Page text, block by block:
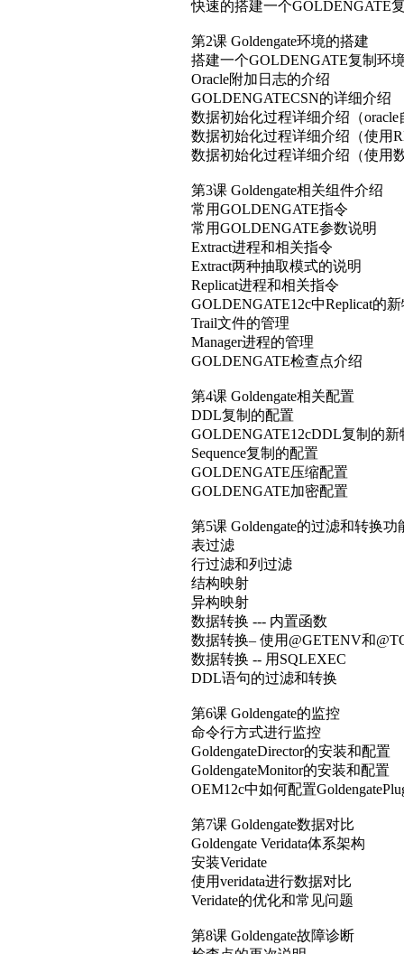
第3课 Goldengate相关组件介绍
常用GOLDENGATE参数说明
Extract进程和相关指令
Extract两种抽取模式的说明
Replicat进程和相关指令
GOLDENGATE12c中Replicat的
Trail文件的管理
Manager进程的管理
GOLDENGATE检查点介绍
第4课 Goldengate相关配置
DDL复制的配置
GOLDENGATE12cDDL复制的新
Sequence复制的配置
GOLDENGATE压缩配置
GOLDENGATE加密配置
第5课 Goldengate的过滤和转换功能
表过滤
结构映射
异构映射
数据转换 --- 内置函数
数据转换– 使用@GETENV和
数据转换 -- 用SQLEXEC
DDL语句的过滤和转换
第6课 Goldengate的监控
命令行方式进行监控
GoldengateDirector的安装和配置
GoldengateMonitor的安装和配置
OEM12c中如何配置
第7课 Goldengate数据对比
Goldengate Veridata体系架构
安装Veridate
Veridate的优化和常见问题
第8课 Goldengate故障诊断
检查点的再次说明
Showsynax参数的使用
如何debug
常见的进程启动的故障处理
常见的extract进程故障处理
常见的Replicat进程故障处理
事务的丢失和长事物的处理
Mapping/Filter和数据同步的故障处
Trail文件的故障处理